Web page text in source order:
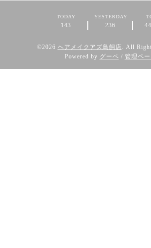
TODAY
143
YESTERDAY
236
©2026 ヘアメイクアズ鳥飼店. All
Powered by グーペ / 管理ペー